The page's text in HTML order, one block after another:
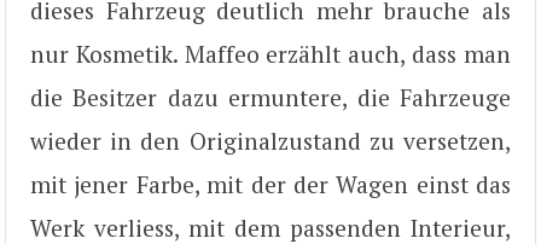
dieses Fahrzeug deutlich mehr brauche als
nur Kosmetik. Maffeo erzählt auch, dass man
die Besitzer dazu ermuntere, die Fahrzeuge
wieder in den Originalzustand zu versetzen,
mit jener Farbe, mit der der Wagen einst das
Werk verliess, mit dem passenden Interieur,